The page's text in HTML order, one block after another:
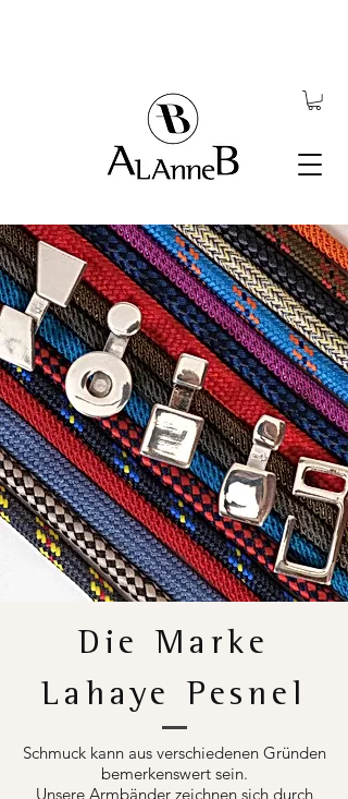
Die Marke
Lahaye Pesnel
Schmuck kann aus verschiedenen Gründen
bemerkenswert sein.
Unsere Armbänder zeichnen sich durch